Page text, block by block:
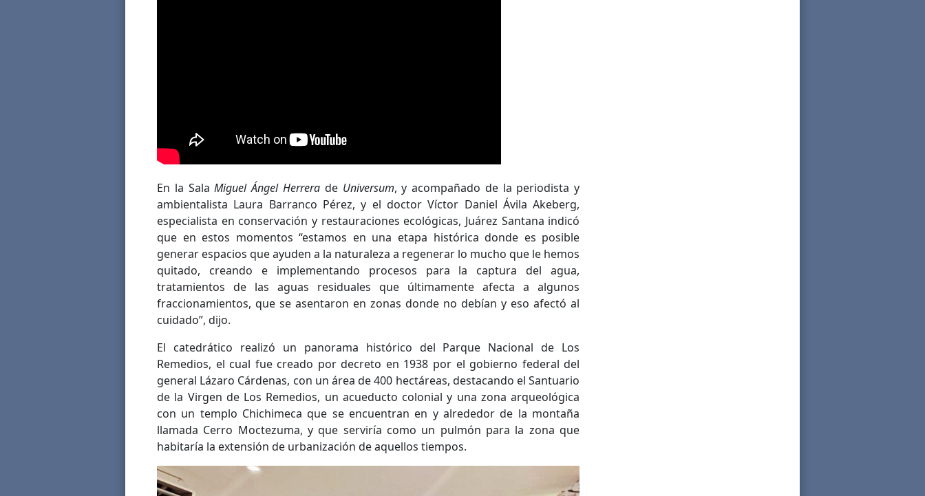
En la Sala Miguel Ángel Herrerade Universum, y acompañado de la periodista y
ambientalista Laura Barranco Pérez, y el doctor Víctor Daniel Ávila Akeberg,
especialista en conservación y restauraciones ecológicas, Juárez Santana indicó
que en estos momentos “estamos en una etapa histórica donde es posible
generar espacios que ayuden a la naturaleza a regenerar lo mucho que le hemos
quitado, creando e implementando procesos para la captura del agua,
tratamientos de las aguas residuales que últimamente afecta a algunos
fraccionamientos, que se asentaron en zonas donde no debían y eso afectó al
cuidado”, dijo.
El catedrático realizó un panorama histórico del Parque Nacional de Los
Remedios, el cual fue creado por decreto en 1938 por el gobierno federal del
general Lázaro Cárdenas, con un área de 400 hectáreas, destacando el Santuario
de la Virgen de Los Remedios, un acueducto colonial y una zona arqueológica
con un templo Chichimeca que se encuentran en y alrededor de la montaña
llamada Cerro Moctezuma, y que serviría como un pulmón para la zona que
habitaría la extensión de urbanización de aquellos tiempos.